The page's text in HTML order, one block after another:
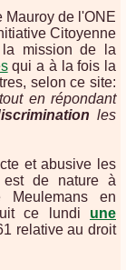
Mauroy de l'ONE
Citoyenne
la mission de la
qui a à la fois la
selon ce site:
en répondant
les
et abusive les
est de nature à
en
ce lundi une
relative au droit